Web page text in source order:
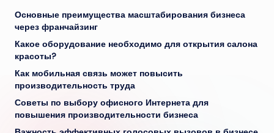
Основные преимущества масштабирования бизнеса
через франчайзинг
Какое оборудование необходимо для открытия салона
красоты?
Как мобильная связь может повысить
производительность труда
Советы по выбору офисного Интернета для
повышения производительности бизнеса